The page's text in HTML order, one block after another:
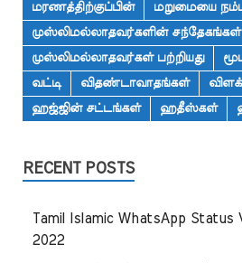
மரணத்திற்குப்பின்
மறுமையை
முஸ்லிமல்லாதவர்களின் சந்தேகங்கள்
முஸ்லிமல்லாதவர்கள் பற்றியது
வட்டி
விதண்டாவாதங்கள்
ஹஜ்ஜின் சட்டங்கள்
ஹதீஸ்கள்
RECENT POSTS
Tamil Islamic WhatsApp Status
2022